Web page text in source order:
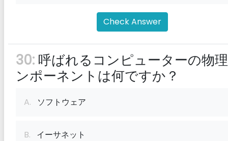
Check Answer
30: 呼ばれるコンピューターの物
ンポーネントは何ですか？
A. ソフトウェア
B. イーサネット